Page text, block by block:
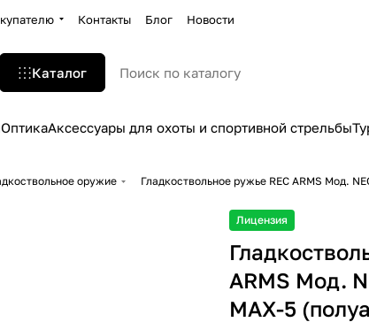
Контакты Блог Новости
Каталог
ОптикаАксессуары для охоты и спортивной стрельбы
оружие Гладкоствольное ружье REC ARMS Moд.
Лицензия
ARMS Moд.
MAX-5